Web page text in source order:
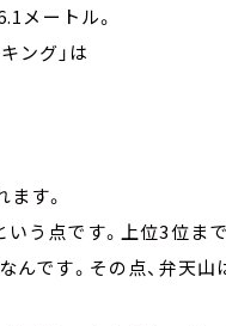
メートル。
ング」は
す。
う点です。上位3位ま
んです。その点、弁天